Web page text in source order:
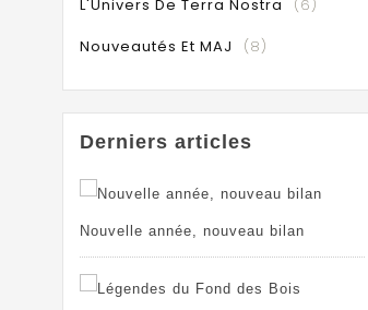
L'Univers De Terra Nostra
(6)
Nouveautés Et MAJ
(8)
Derniers articles
Nouvelle année, nouveau bilan